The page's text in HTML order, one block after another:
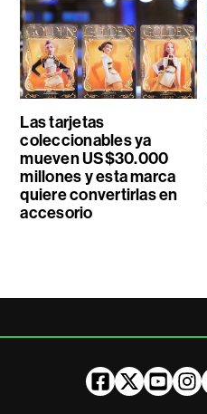
Las tarjetas
coleccionables ya
mueven US$30.000
millones y esta marca
quiere convertirlas en
accesorio